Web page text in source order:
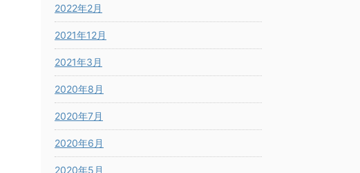
2022年2月
2021年12月
2021年3月
2020年8月
2020年7月
2020年6月
2020年5月